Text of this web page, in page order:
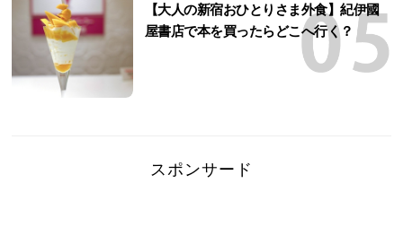
【大人の新宿おひとりさま外食】紀伊國
屋書店で本を買ったらどこへ行く？
スポンサード